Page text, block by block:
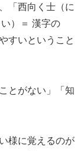
「西向く士（に
）＝ 漢字の
すいということ
とがない」「知
様に覚えるのが